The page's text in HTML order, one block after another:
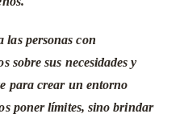
las personas con
sobre sus necesidades y
para crear un entorno
poner límites, sino brindar